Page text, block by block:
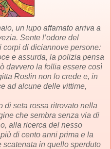
un lupo affamato arriva a
Sente l’odore del
di diciannove persone:
e assurda, la polizia pensa
davvero la follia essere così
Roslin non lo crede e, in
ad alcune delle vittime,
di seta rossa ritrovato nella
che sembra senza via di
alla ricerca del nesso
di cento anni prima e la
scatenata in quello sperduto